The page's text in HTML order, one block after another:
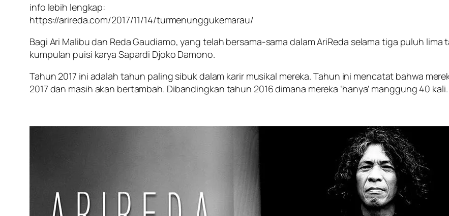
info lebih lengkap:
https://arireda.com/2017/11/14/turmenunggukemarau/
Bagi Ari Malibu dan Reda Gaudiamo, yang telah bersama-sama dalam AriReda selama tiga puluh
kumpulan puisi karya Sapardi Djoko Damono.
Tahun 2017 ini adalah tahun paling sibuk dalam karir musikal mereka. Tahun ini mencatat bahwa
2017 dan masih akan bertambah. Dibandingkan tahun 2016 dimana mereka ‘hanya’ manggung 40 kali.